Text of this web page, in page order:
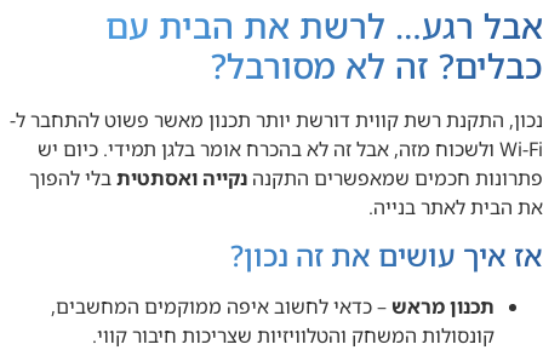
אבל רגע… לרשת את הבית עם
כבלים? זה לא מסורבל?
נכון, התקנת רשת קווית דורשת יותר תכנון מאשר פשוט להתחבר ל-
Wi-Fi ולשכוח מזה, אבל זה לא בהכרח אומר בלגן תמידי. כיום יש
פתרונות חכמים שמאפשרים התקנה נקייה ואסתטיתבלי להפוך
את הבית לאתר בנייה.
אז איך עושים את זה נכון?
תכנון מראש – כדאי לחשוב איפה ממוקמים המחשבים,
קונסולות המשחק והטלוויזיות שצריכות חיבור קווי.